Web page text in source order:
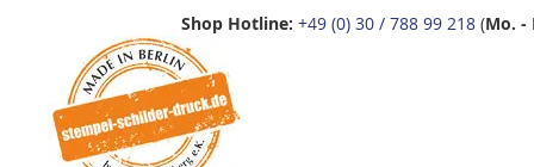
Shop Hotline: +49 (0) 30 / 788 99 218 (Mo. -
springen